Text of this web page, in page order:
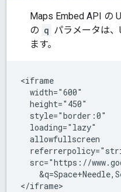
Maps Embed API の
の q パラメータは
ます。
<iframe
  width="600"
  height="450"
  style="border:0"
  loading="lazy"
  allowfullscreen
src="https://
</iframe>